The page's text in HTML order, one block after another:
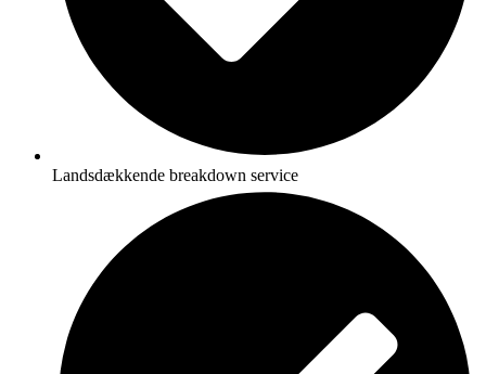
Landsdækkende breakdown service